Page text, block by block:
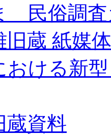
民俗調査
旧蔵 紙媒
おける新
蔵資料